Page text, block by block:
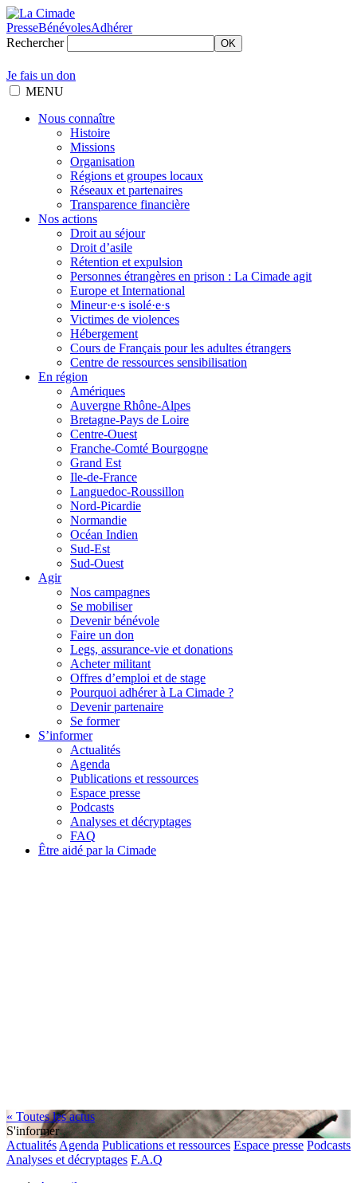
PresseBénévolesAdhérer
Rechercher
OK
Je fais un don
MENU
Nous connaître
Histoire
Missions
Organisation
Régions et groupes locaux
Réseaux et partenaires
Transparence financière
Nos actions
Droit au séjour
Droit d’asile
Rétention et expulsion
Personnes étrangères en prison : La Cimade agit
Europe et International
Mineur·e·s isolé·e·s
Victimes de violences
Hébergement
Cours de Français pour les adultes étrangers
Centre de ressources sensibilisation
En région
Amériques
Auvergne Rhône-Alpes
Bretagne-Pays de Loire
Centre-Ouest
Franche-Comté Bourgogne
Grand Est
Ile-de-France
Languedoc-Roussillon
Nord-Picardie
Normandie
Océan Indien
Sud-Est
Sud-Ouest
Agir
Nos campagnes
Se mobiliser
Devenir bénévole
Faire un don
Legs, assurance-vie et donations
Acheter militant
Offres d’emploi et de stage
Pourquoi adhérer à La Cimade ?
Devenir partenaire
Se former
S’informer
Actualités
Agenda
Publications et ressources
Espace presse
Podcasts
Analyses et décryptages
FAQ
Être aidé par la Cimade
« Toutes les actus
S'informer
Actualités Agenda Publications et ressources Espace presse Podcasts
Analyses et décryptages F.A.Q